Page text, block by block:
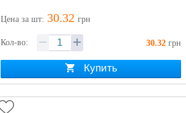
Ценаза шт: 30.32 грн
Кол-во: 30.32 грн
Купить